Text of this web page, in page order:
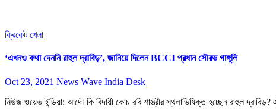
ক্রিকেটখেলা
‘এখনও কথা দেননি রাহুল দ্রাবিড়’, জানিয়ে দিলেন BCCI প্রধান সৌরভ গাঙ্গুলি
Oct 23, 2021 News Wave India Desk
নিউজ ওয়েভ ইন্ডিয়া: আদৌ কি বিদায়ী কোচ রবি শাস্ত্রীর স্থলাভিষিক্ত হচ্ছেন রাহুল